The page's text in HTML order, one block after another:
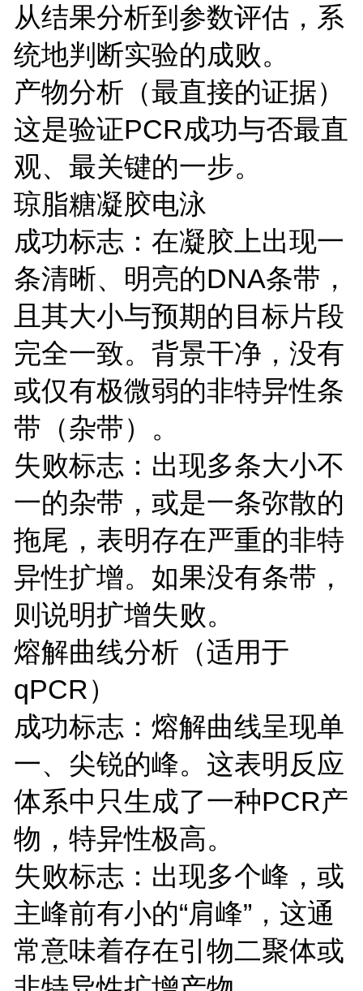
从结果分析到参数评估，系
统地判断实验的成败。
产物分析（最直接的证据）
这是验证PCR成功与否最直
观、最关键的一步。
琼脂糖凝胶电泳
成功标志：在凝胶上出现一
条清晰、明亮的DNA条带，
且其大小与预期的目标片段
完全一致。背景干净，没有
或仅有极微弱的非特异性条
带（杂带）。
失败标志：出现多条大小不
一的杂带，或是一条弥散的
拖尾，表明存在严重的非特
异性扩增。如果没有条带，
则说明扩增失败。
熔解曲线分析（适用于
qPCR）
成功标志：熔解曲线呈现单
一、尖锐的峰。这表明反应
体系中只生成了一种PCR产
物，特异性极高。
失败标志：出现多个峰，或
主峰前有小的“肩峰”，这通
常意味着存在引物二聚体或